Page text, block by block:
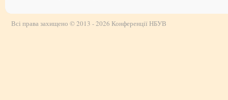
Всі права захищено © 2013 - 2026 Конференції НБУВ